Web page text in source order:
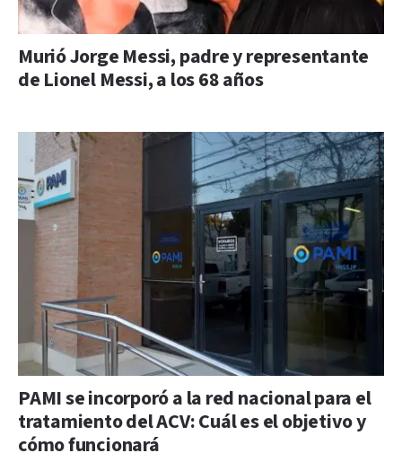
Murió Jorge Messi, padre y representante
de Lionel Messi, a los 68 años
PAMI se incorporó a la red nacional para el
tratamiento del ACV: Cuál es el objetivo y
cómo funcionará